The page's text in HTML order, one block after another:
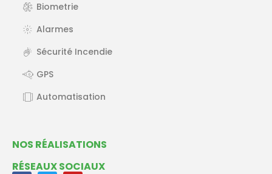
Biometrie
Alarmes
Sécurité Incendie
GPS
Automatisation
NOS RÉALISATIONS
RÉSEAUX SOCIAUX